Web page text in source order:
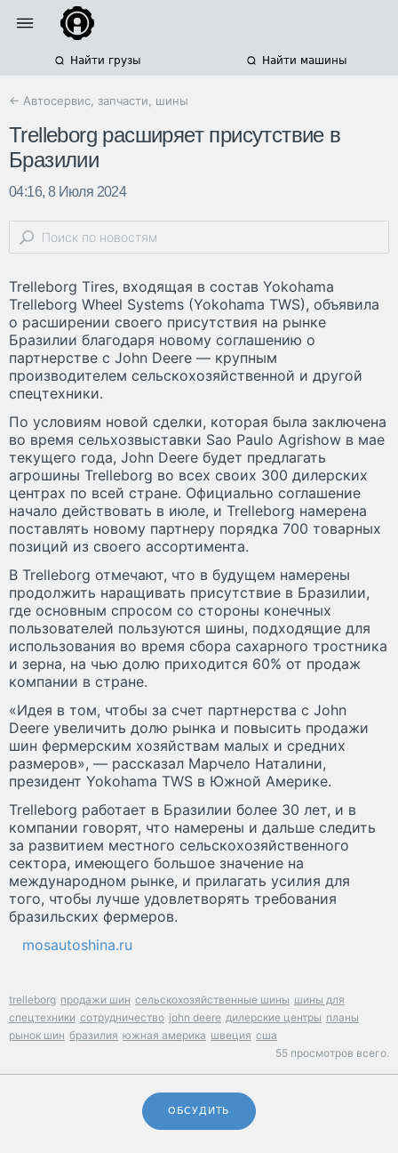
Найти грузы Найти машины
← Автосервис, запчасти, шины
Trelleborg расширяет присутствие в
Бразилии
04:16, 8 Июля 2024
Trelleborg Tires, входящая в состав Yokohama
Trelleborg Wheel Systems (Yokohama TWS), объявила
о расширении своего присутствия на рынке
Бразилии благодаря новому соглашению о
партнерстве с John Deere — крупным
производителем сельскохозяйственной и другой
спецтехники.
По условиям новой сделки, которая была заключена
во время сельхозвыставки Sao Paulo Agrishow в мае
текущего года, John Deere будет предлагать
агрошины Trelleborg во всех своих 300 дилерских
центрах по всей стране. Официально соглашение
начало действовать в июле, и Trelleborg намерена
поставлять новому партнеру порядка 700 товарных
позиций из своего ассортимента.
В Trelleborg отмечают, что в будущем намерены
продолжить наращивать присутствие в Бразилии,
где основным спросом со стороны конечных
пользователей пользуются шины, подходящие для
использования во время сбора сахарного тростника
и зерна, на чью долю приходится 60% от продаж
компании в стране.
«Идея в том, чтобы за счет партнерства с John
Deere увеличить долю рынка и повысить продажи
шин фермерским хозяйствам малых и средних
размеров», — рассказал Марчело Наталини,
президент Yokohama TWS в Южной Америке.
Trelleborg работает в Бразилии более 30 лет, и в
компании говорят, что намерены и дальше следить
за развитием местного сельскохозяйственного
сектора, имеющего большое значение на
международном рынке, и прилагать усилия для
того, чтобы лучше удовлетворять требования
бразильских фермеров.
mosautoshina.ru
trelleborg продажи шин сельскохозяйственные шины шины для
спецтехники сотрудничество john deere дилерские центры планы
рынок шин бразилия южная америка швеция сша
55 просмотров всего.
ОБСУДИТЬ